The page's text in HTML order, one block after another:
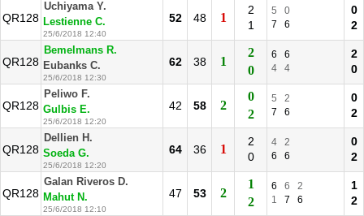
QR128
Uchiyama Y.
Lestienne C.
25/6/2018 12:40
52 48 1
2
1
5
0
7
6
0
2
QR128
Bemelmans R.
Eubanks C.
25/6/2018 12:30
62 38 1
2
0
6
6
4
4
2
0
QR128
Peliwo F.
Gulbis E.
25/6/2018 12:20
42 58 2
0
2
5
2
7
6
0
2
QR128
Dellien H.
Soeda G.
25/6/2018 12:20
64 36 1
2
0
4
2
6
6
0
2
QR128
Galan Riveros D.
Mahut N.
25/6/2018 12:10
47 53 2
1
2
6 6
2
1
7 6
1
2